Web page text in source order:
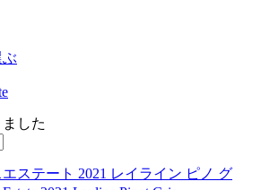
した